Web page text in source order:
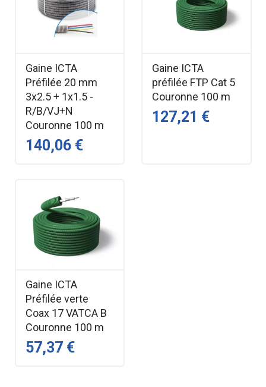
Gaine ICTA
Préfilée 20 mm
3x2.5 + 1x1.5 -
R/B/VJ+N
Couronne 100 m
140,06 €
Gaine ICTA
préfilée FTP Cat 5
Couronne 100 m
127,21 €
Gaine ICTA
Préfilée verte
Coax 17 VATCA B
Couronne 100 m
57,37 €